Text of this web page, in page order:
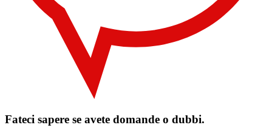
Fateci sapere se avete domande o dubbi.